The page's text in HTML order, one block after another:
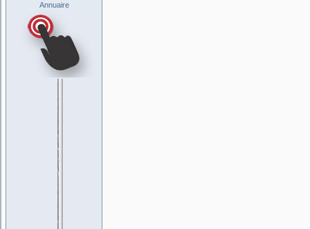
Annuaire